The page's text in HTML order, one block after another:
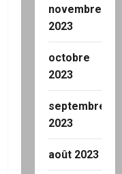
novembre
2023
octobre
2023
septembre
2023
août 2023